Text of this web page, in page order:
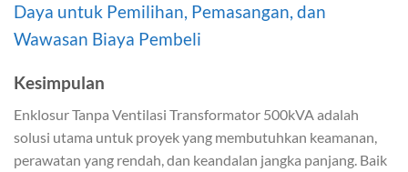
Daya untuk Pemilihan, Pemasangan, dan
Wawasan Biaya Pembeli
Kesimpulan
Enklosur Tanpa Ventilasi Transformator 500kVA adalah
solusi utama untuk proyek yang membutuhkan keamanan,
perawatan yang rendah, dan keandalan jangka panjang. Baik